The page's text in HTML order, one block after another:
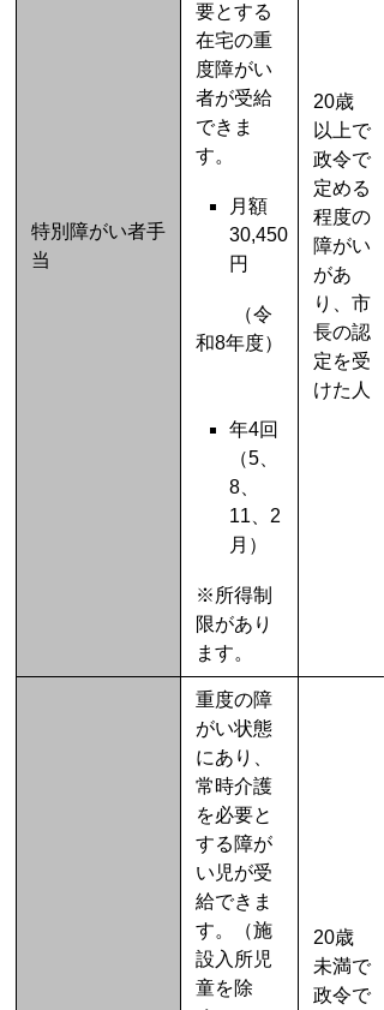
特別障がい者手
当
要とする
在宅の重
度障がい
者が受給
できま
す。
月額
30,450
円
（令
和8年度）
年4回
（5、
8、
11、2
月）
※所得制
限があり
ます。
20歳
以上で
政令で
定める
程度の
障がい
があ
り、市
長の認
定を受
けた人
重度の障
がい状態
にあり、
常時介護
を必要と
する障が
い児が受
給できま
す。（施
設入所児
童を除
20歳
未満で
政令で